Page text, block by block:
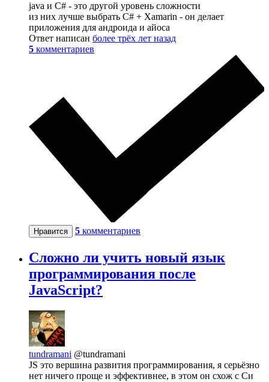
java и C# - это другой уровень сложности
из них лучше выбрать C# + Xamarin - он делает
приложения для андроида и айоса
Ответ написан более трёх лет назад
5 комментариев
Нравится 5 комментариев
Сложно ли учить новый язык
программирования после
JavaScript?
tundramani @tundramani
JS это вершина развития программирования, я серьёзно
нет ничего проще и эффективнее, в этом он схож с Си